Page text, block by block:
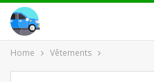
Home Vêtements